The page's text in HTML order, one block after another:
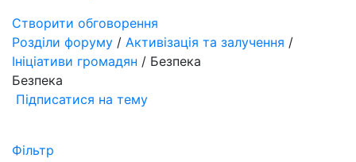
Створити обговорення
Розділи форуму / Активізація та залучення /
Ініціативи громадян / Безпека
Безпека
Підписатися на тему
Фільтр